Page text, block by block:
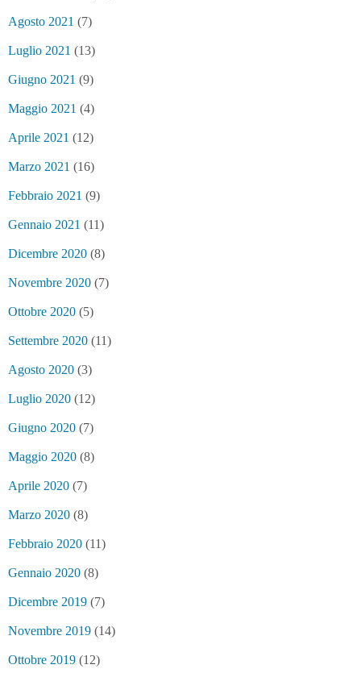
Agosto 2021 (7)
Luglio 2021 (13)
Giugno 2021 (9)
Maggio 2021 (4)
Aprile 2021 (12)
Marzo 2021 (16)
Febbraio 2021 (9)
Gennaio 2021 (11)
Dicembre 2020 (8)
Novembre 2020 (7)
Ottobre 2020 (5)
Settembre 2020 (11)
Agosto 2020 (3)
Luglio 2020 (12)
Giugno 2020 (7)
Maggio 2020 (8)
Aprile 2020 (7)
Marzo 2020 (8)
Febbraio 2020 (11)
Gennaio 2020 (8)
Dicembre 2019 (7)
Novembre 2019 (14)
Ottobre 2019 (12)